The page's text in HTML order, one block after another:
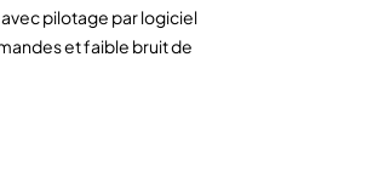
pilotage par logiciel
et faible bruit de